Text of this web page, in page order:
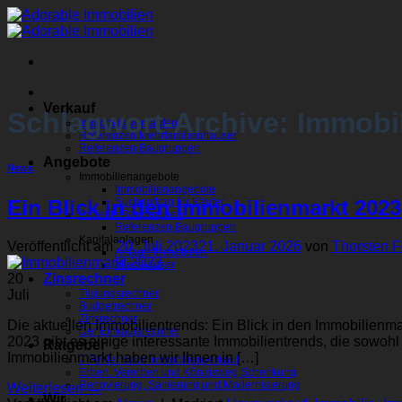
Zum
Inhalt
Verkauf
Immobilie verkaufen
Referenzen Mehrfamilienhäuser
Referenzen Baugruppen
Angebote
Immobilienangebote
Immobilienangebote
Suchauftrag für Käufer
Projekte Baugruppen
Referenzen Baugruppen
Kapitalanlagen
Anlage-Immobilien
Mietshäuser
Zinsrechner
Tilgungsrechner
Budgetrechner
Zinsrechner
Der Einkaufsrechner
Ratgeber
7 Fehler beim Immobilienverkauf
Erben, Vererben und Königsweg Schenkung
Renovierung, Sanierung und Modernisierung
Wir
Schlagwort-Archive:
News
Ein Blick in den Immobilienmarkt 2023
Veröffentlicht am20. Juli 202321. Januar 2026 von Thorsten
20
Juli
Die aktuellen Immobilientrends: Ein Blick in den
2023 gibt es einige interessante Immobilientrends, die
Immobilienmarkt haben wir Ihnen in […]
Weiterlesen→